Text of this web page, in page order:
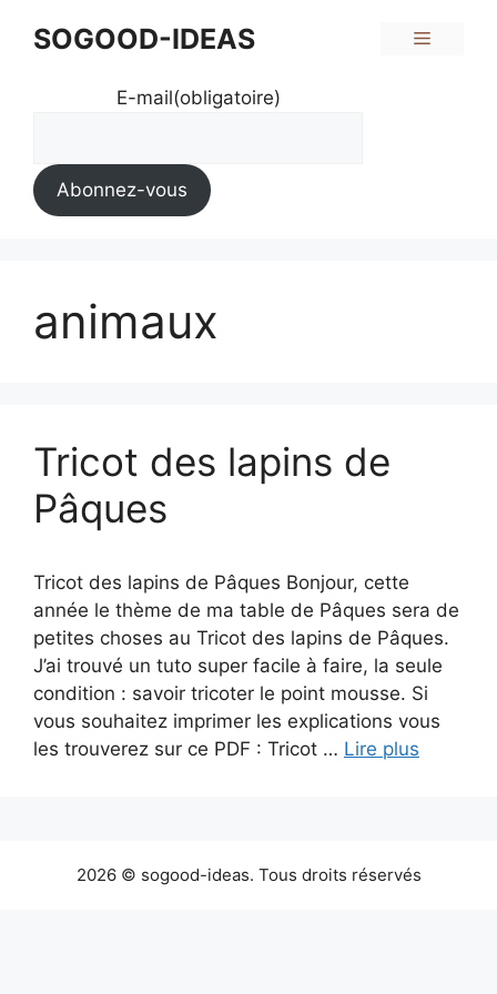
SOGOOD-IDEAS Menu
E-mail(obligatoire)
Abonnez-vous
animaux
Tricot des lapins de
Pâques
Tricot des lapins de Pâques Bonjour, cette
année le thème de ma table de Pâques sera de
petites choses au Tricot des lapins de Pâques.
J’ai trouvé un tuto super facile à faire, la seule
condition : savoir tricoter le point mousse. Si
vous souhaitez imprimer les explications vous
les trouverez sur ce PDF : Tricot … Lire plus
2026 © sogood-ideas. Tous droits réservés